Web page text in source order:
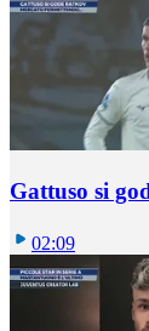
Gattuso si
02:09